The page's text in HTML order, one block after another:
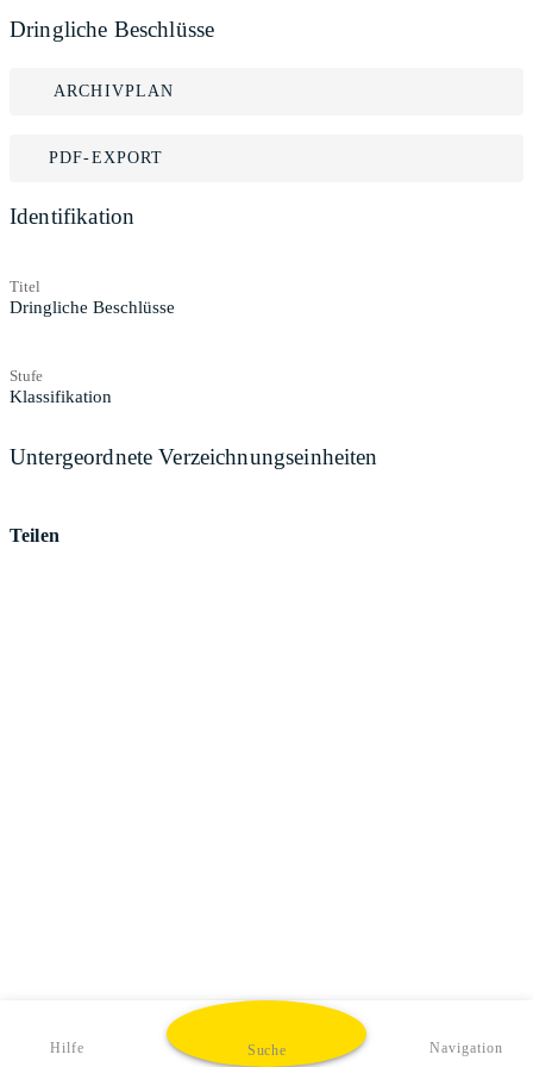
Dringliche Beschlüsse
ARCHIVPLAN
PDF-EXPORT
Identifikation
Titel
Dringliche Beschlüsse
Stufe
Klassifikation
Untergeordnete Verzeichnungseinheiten
Teilen
Hilfe Suche Navigation